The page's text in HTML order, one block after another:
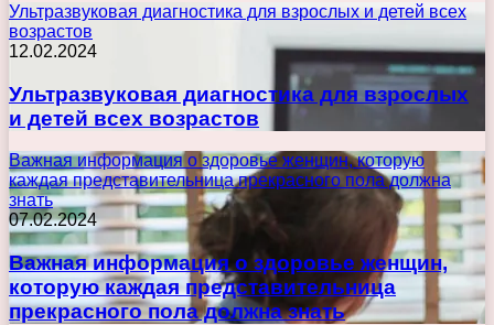
Ультразвуковая диагностика для взрослых и детей всех
возрастов
12.02.2024
Ультразвуковая диагностика для взрослых
и детей всех возрастов
Важная информация о здоровье женщин, которую
каждая представительница прекрасного пола должна
знать
07.02.2024
Важная информация о здоровье женщин,
которую каждая представительница
прекрасного пола должна знать